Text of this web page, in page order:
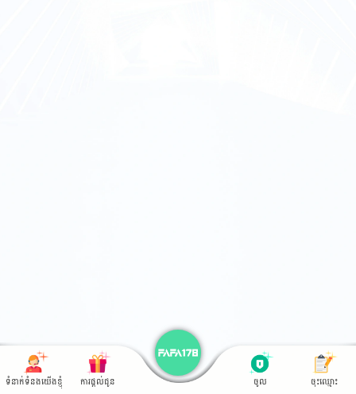
ទំនាក់ទំនងយើងខ្ញុំ ការផ្តល់ជូន ចូល ចុះឈ្មោះ